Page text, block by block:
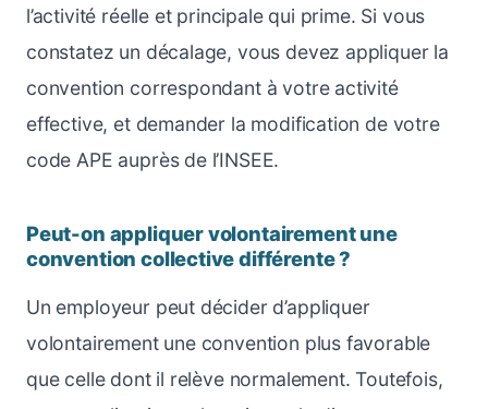
l’activité réelle et principale qui prime. Si vous
constatez un décalage, vous devez appliquer la
convention correspondant à votre activité
effective, et demander la modification de votre
code APE auprès de l’INSEE.
Peut-on appliquer volontairement une
convention collective différente ?
Un employeur peut décider d’appliquer
volontairement une convention plus favorable
que celle dont il relève normalement. Toutefois,